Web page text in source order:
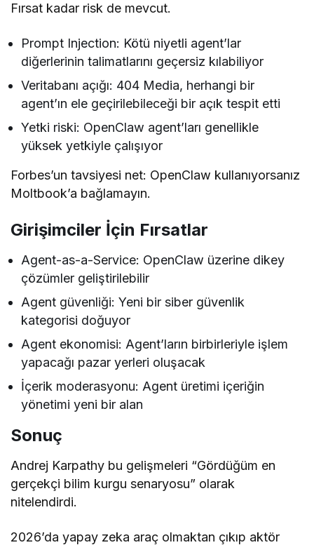
Fırsat kadar risk de mevcut.
Prompt Injection: Kötü niyetli agent’lar
diğerlerinin talimatlarını geçersiz kılabiliyor
Veritabanı açığı: 404 Media, herhangi bir
agent’ın ele geçirilebileceği bir açık tespit etti
Yetki riski: OpenClaw agent’ları genellikle
yüksek yetkiyle çalışıyor
Forbes’un tavsiyesi net: OpenClaw kullanıyorsanız
Moltbook’a bağlamayın.
Girişimciler İçin Fırsatlar
Agent-as-a-Service: OpenClaw üzerine dikey
çözümler geliştirilebilir
Agent güvenliği: Yeni bir siber güvenlik
kategorisi doğuyor
Agent ekonomisi: Agent’ların birbirleriyle işlem
yapacağı pazar yerleri oluşacak
İçerik moderasyonu: Agent üretimi içeriğin
yönetimi yeni bir alan
Sonuç
Andrej Karpathy bu gelişmeleri “Gördüğüm en
gerçekçi bilim kurgu senaryosu” olarak
nitelendirdi.
2026’da yapay zeka araç olmaktan çıkıp aktör